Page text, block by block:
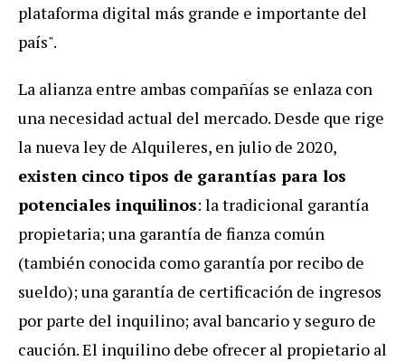
plataforma digital más grande e importante del
país".
La alianza entre ambas compañías se enlaza con
una necesidad actual del mercado. Desde que rige
la nueva ley de Alquileres, en julio de 2020,
existen cinco tipos de garantías para los
potenciales inquilinos: la tradicional garantía
propietaria; una garantía de fianza común
(también conocida como garantía por recibo de
sueldo); una garantía de certificación de ingresos
por parte del inquilino; aval bancario y seguro de
caución. El inquilino debe ofrecer al propietario al